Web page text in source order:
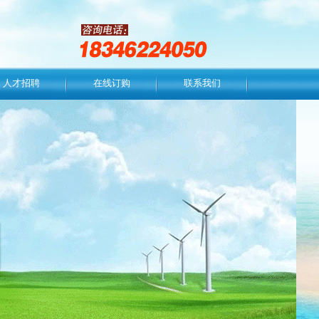
人才招聘 在线订购 联系我们